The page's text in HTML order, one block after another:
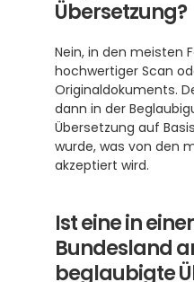
Übersetzung?
Nein, in den meisten
hochwertiger Scan
Originaldokuments.
dann in der
Übersetzung auf
wurde, was von den
akzeptiert wird.
Ist eine in
Bundesland
beglaubigte